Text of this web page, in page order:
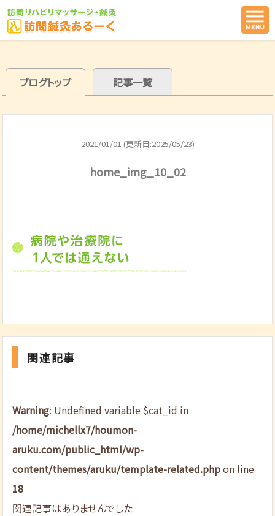
ブログトップ 記事一覧
2021/01/01 (更新日:2025/05/23)
home_img_10_02
関連記事
Warning: Undefined variable $cat_id in
/home/michellx7/houmon-
aruku.com/public_html/wp-
content/themes/aruku/template-related.phpon line
18
関連記事はありませんでした